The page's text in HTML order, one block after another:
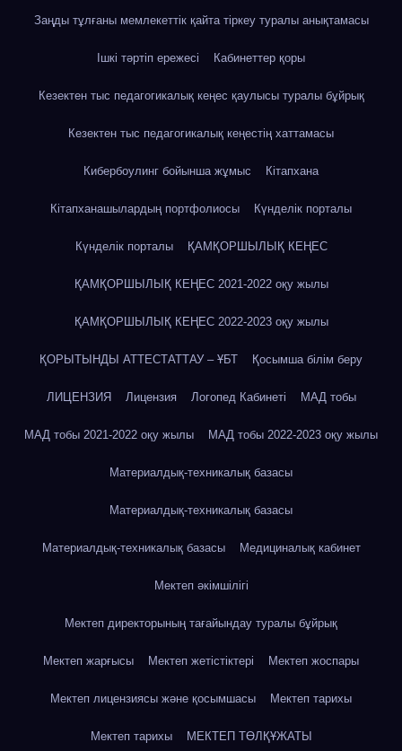
Заңды тұлғаны мемлекеттік қайта тіркеу туралы анықтамасы
Ішкі тәртіп ережесі Кабинеттер қоры
Кезектен тыс педагогикалық кеңес қаулысы туралы бұйрық
Кезектен тыс педагогикалық кеңестің хаттамасы
Кибербоулинг бойынша жұмыс Кітапхана
Кітапханашылардың портфолиосы Күнделік порталы
Күнделік порталы ҚАМҚОРШЫЛЫҚ КЕҢЕС
ҚАМҚОРШЫЛЫҚ КЕҢЕС 2021-2022 оқу жылы
ҚАМҚОРШЫЛЫҚ КЕҢЕС 2022-2023 оқу жылы
ҚОРЫТЫНДЫ АТТЕСТАТТАУ – ҰБТ Қосымша білім беру
ЛИЦЕНЗИЯ Лицензия Логопед Кабинеті МАД тобы
МАД тобы 2021-2022 оқу жылы МАД тобы 2022-2023 оқу жылы
Материалдық-техникалық базасы
Материалдық-техникалық базасы
Материалдық-техникалық базасы Медициналық кабинет
Мектеп әкімшілігі
Мектеп директорының тағайындау туралы бұйрық
Мектеп жарғысы Мектеп жетістіктері Мектеп жоспары
Мектеп лицензиясы және қосымшасы Мектеп тарихы
Мектеп тарихы МЕКТЕП ТӨЛҚҰЖАТЫ